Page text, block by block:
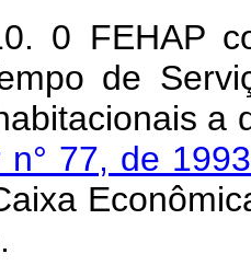
0 FEHAP
de
a
n° 77, de